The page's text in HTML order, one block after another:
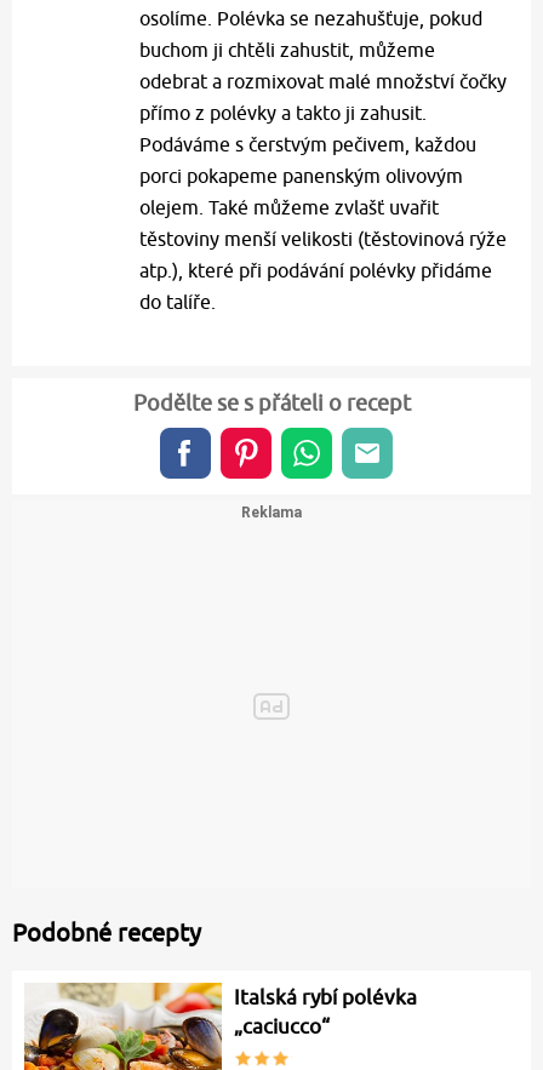
osolíme. Polévka se nezahušťuje, pokud
buchom ji chtěli zahustit, můžeme
odebrat a rozmixovat malé množství čočky
přímo z polévky a takto ji zahusit.
Podáváme s čerstvým pečivem, každou
porci pokapeme panenským olivovým
olejem. Také můžeme zvlašť uvařit
těstoviny menší velikosti (těstovinová rýže
atp.), které při podávání polévky přidáme
do talíře.
Podělte se s přáteli o recept
Podobné recepty
Italská rybí polévka
„caciucco“